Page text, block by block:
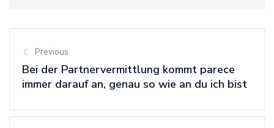
Previous
Bei der Partnervermittlung kommt parece
immer darauf an, genau so wie an du ich bist